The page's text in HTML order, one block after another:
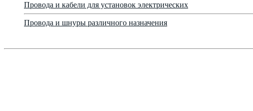
Провода и кабели для установок электрических
Провода и шнуры различного назначения